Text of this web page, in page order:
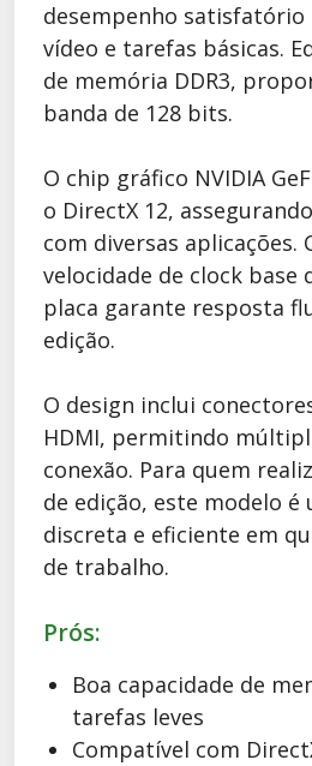
desempenho satisfatório
vídeo e tarefas básicas.
de memória DDR3,
banda de 128 bits.
O chip gráfico NVIDIA
o DirectX 12,
com diversas aplicações.
velocidade de clock base
placa garante resposta
edição.
O design inclui
HDMI, permitindo
conexão. Para quem
de edição, este modelo é
discreta e eficiente em
de trabalho.
Prós:
Boa capacidade de
tarefas leves
Compatível com